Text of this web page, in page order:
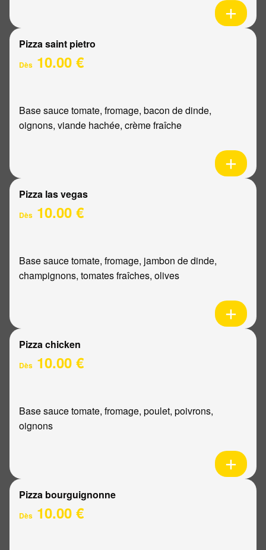
Pizza saint pietro
Dès 10.00 €
Base sauce tomate, fromage, bacon de dinde,
oignons, viande hachée, crème fraîche
Pizza las vegas
Dès 10.00 €
Base sauce tomate, fromage, jambon de dinde,
champignons, tomates fraîches, olives
Pizza chicken
Dès 10.00 €
Base sauce tomate, fromage, poulet, poivrons,
oignons
Pizza bourguignonne
Dès 10.00 €